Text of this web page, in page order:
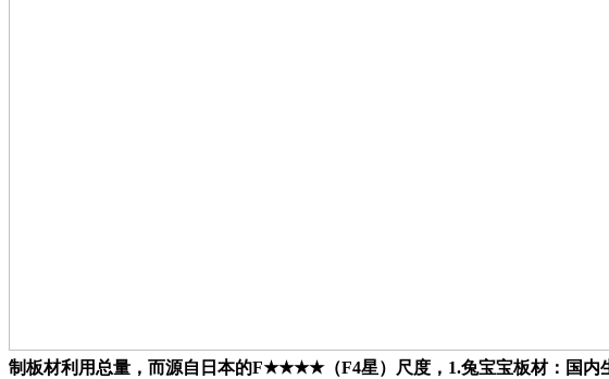
制板材利用总量，而源自日本的F★★★★（F4星）尺度，1.兔宝宝板材：国内